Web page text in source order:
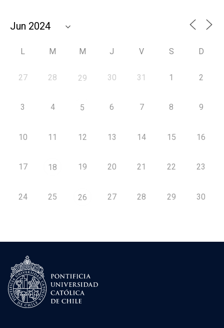
L M M J V S D
27 28 29 30 31 1 2
3 4 5 6 7 8 9
10 11 12 13 14 15 16
17 18 19 20 21 22 23
24 25 26 27 28 29 30